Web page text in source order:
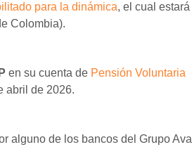
para la dinámica, el cual estará
Colombia).
en su cuenta de Pensión Voluntaria
abril de 2026.
alguno de los bancos del Grupo Aval